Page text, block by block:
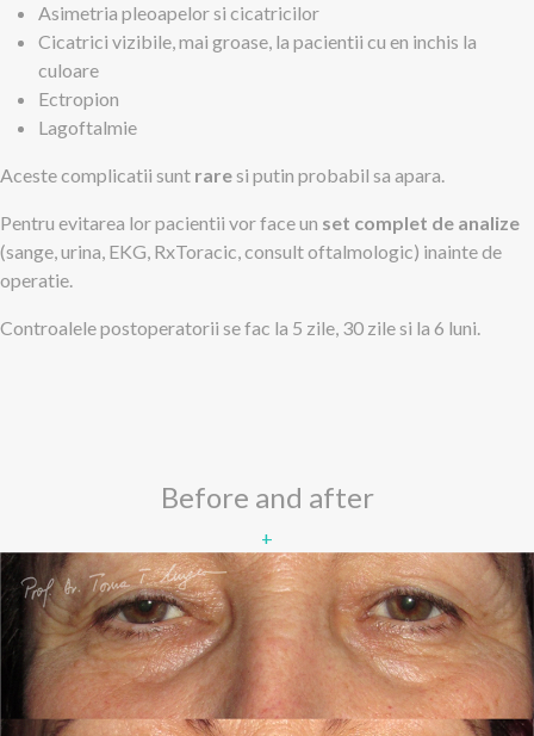
Asimetria pleoapelor si cicatricilor
Cicatrici vizibile, mai groase, la pacientii cu en inchis la
culoare
Ectropion
Lagoftalmie
Aceste complicatii sunt raresi putin probabil sa apara.
Pentru evitarea lor pacientii vor face un set complet de analize
(sange, urina, EKG, RxToracic, consult oftalmologic) inainte de
operatie.
Controalele postoperatorii se fac la 5 zile, 30 zile si la 6 luni.
Before and after
+